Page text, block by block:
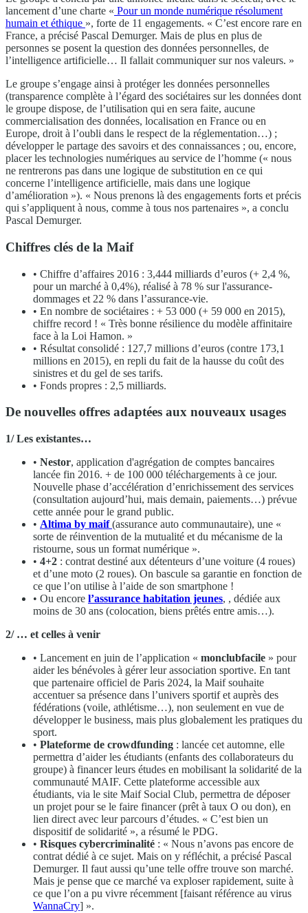
lancement d’une charte « Pour un monde numérique résolument
humain et éthique », forte de 11 engagements. « C’est encore rare en
France, a précisé Pascal Demurger. Mais de plus en plus de
personnes se posent la question des données personnelles, de
l’intelligence artificielle… Il fallait communiquer sur nos valeurs. »
Le groupe s’engage ainsi à protéger les données personnelles
(transparence complète à l’égard des sociétaires sur les données dont
le groupe dispose, de l’utilisation qui en sera faite, aucune
commercialisation des données, localisation en France ou en
Europe, droit à l’oubli dans le respect de la réglementation…) ;
développer le partage des savoirs et des connaissances ; ou, encore,
placer les technologies numériques au service de l’homme (« nous
ne rentrerons pas dans une logique de substitution en ce qui
concerne l’intelligence artificielle, mais dans une logique
d’amélioration »). « Nous prenons là des engagements forts et précis
qui s’appliquent à nous, comme à tous nos partenaires », a conclu
Pascal Demurger.
Chiffres clés de la Maif
• Chiffre d’affaires 2016 : 3,444 milliards d’euros (+ 2,4 %,
pour un marché à 0,4%), réalisé à 78 % sur l'assurance-
dommages et 22 % dans l’assurance-vie.
• En nombre de sociétaires : + 53 000 (+ 59 000 en 2015),
chiffre record ! « Très bonne résilience du modèle affinitaire
face à la Loi Hamon. »
• Résultat consolidé : 127,7 millions d’euros (contre 173,1
millions en 2015), en repli du fait de la hausse du coût des
sinistres et du gel de ses tarifs.
• Fonds propres : 2,5 milliards.
De nouvelles offres adaptées aux nouveaux usages
1/ Les existantes…
• Nestor, application d'agrégation de comptes bancaires
lancée fin 2016. + de 100 000 téléchargements à ce jour.
Nouvelle phase d’accélération d’enrichissement des services
(consultation aujourd’hui, mais demain, paiements…) prévue
cette année pour le grand public.
• Altima by maif(assurance auto communautaire), une «
sorte de réinvention de la mutualité et du mécanisme de la
ristourne, sous un format numérique ».
• 4+2 : contrat destiné aux détenteurs d’une voiture (4 roues)
et d’une moto (2 roues). On bascule sa garantie en fonction de
ce que l’on utilise à l’aide de son smartphone !
• Ou encore l’assurance habitation jeunes, , dédiée aux
moins de 30 ans (colocation, biens prêtés entre amis…).
2/ … et celles à venir
• Lancement en juin de l’application « monclubfacile » pour
aider les bénévoles à gérer leur association sportive. En tant
que partenaire officiel de Paris 2024, la Maif souhaite
accentuer sa présence dans l’univers sportif et auprès des
fédérations (voile, athlétisme…), non seulement en vue de
développer le business, mais plus globalement les pratiques du
sport.
• Plateforme de crowdfunding : lancée cet automne, elle
permettra d’aider les étudiants (enfants des collaborateurs du
groupe) à financer leurs études en mobilisant la solidarité de la
communauté MAIF. Cette plateforme accessible aux
étudiants, via le site Maif Social Club, permettra de déposer
un projet pour se le faire financer (prêt à taux O ou don), en
lien direct avec leur parcours d’études. « C’est bien un
dispositif de solidarité », a résumé le PDG.
• Risques cybercriminalité : « Nous n’avons pas encore de
contrat dédié à ce sujet. Mais on y réfléchit, a précisé Pascal
Demurger. Il faut aussi qu’une telle offre trouve son marché.
Mais je pense que ce marché va exploser rapidement, suite à
ce que l’on a pu vivre récemment [faisant référence au virus
WannaCry] ».